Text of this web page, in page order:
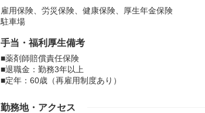
雇用保険、労災保険、健康保険、厚生年金保険
駐車場
手当・福利厚生備考
■薬剤師賠償責任保険
■退職金：勤務3年以上
■定年：60歳（再雇用制度あり）
勤務地・アクセス